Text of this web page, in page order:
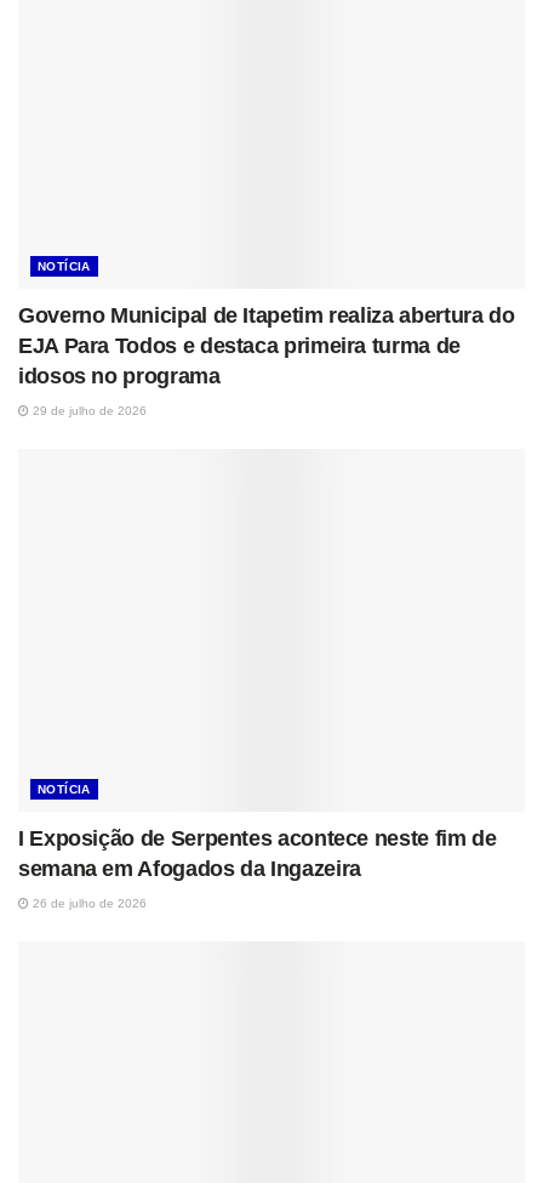
NOTÍCIA
Governo Municipal de Itapetim realiza abertura do
EJA Para Todos e destaca primeira turma de
idosos no programa
29 de julho de 2026
NOTÍCIA
I Exposição de Serpentes acontece neste fim de
semana em Afogados da Ingazeira
26 de julho de 2026